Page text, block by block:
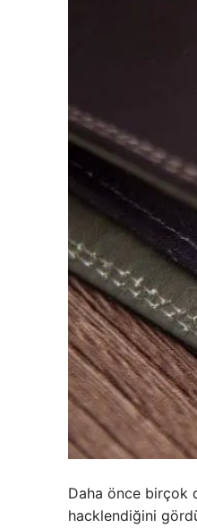
Daha önce birçok
hacklendiğini